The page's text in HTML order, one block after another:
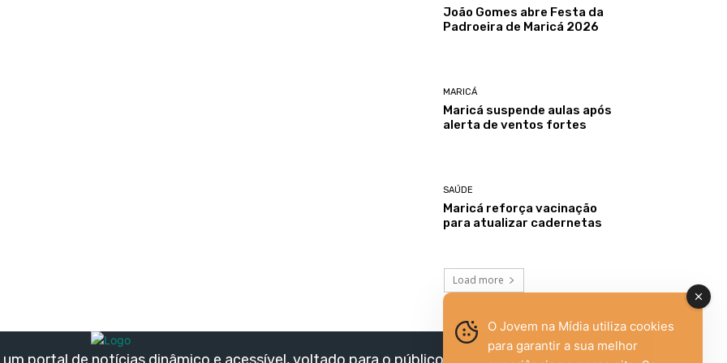
João Gomes abre Festa da
Padroeira de Maricá 2026
MARICÁ
Maricá suspende aulas após
alerta de ventos fortes
SAÚDE
Maricá reforça vacinação
para atualizar cadernetas
Load more
um portal de notícias dinâmico e acessível, voltado para o público jovem,
O Jovem na Mídia utiliza cookies
para garantir a sua melhor